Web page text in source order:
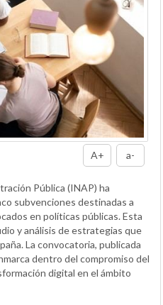
A+ a-
Pública (INAP) ha
subvenciones destinadas a
en políticas públicas. Esta
y análisis de estrategias que
La convocatoria, publicada
dentro del compromiso del
digital en el ámbito